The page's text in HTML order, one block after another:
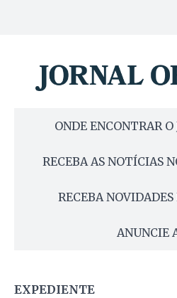
ONDE ENCONTRAR O
RECEBA AS NOTÍCIAS
RECEBA
ANUNCIE
EXPEDIENTE